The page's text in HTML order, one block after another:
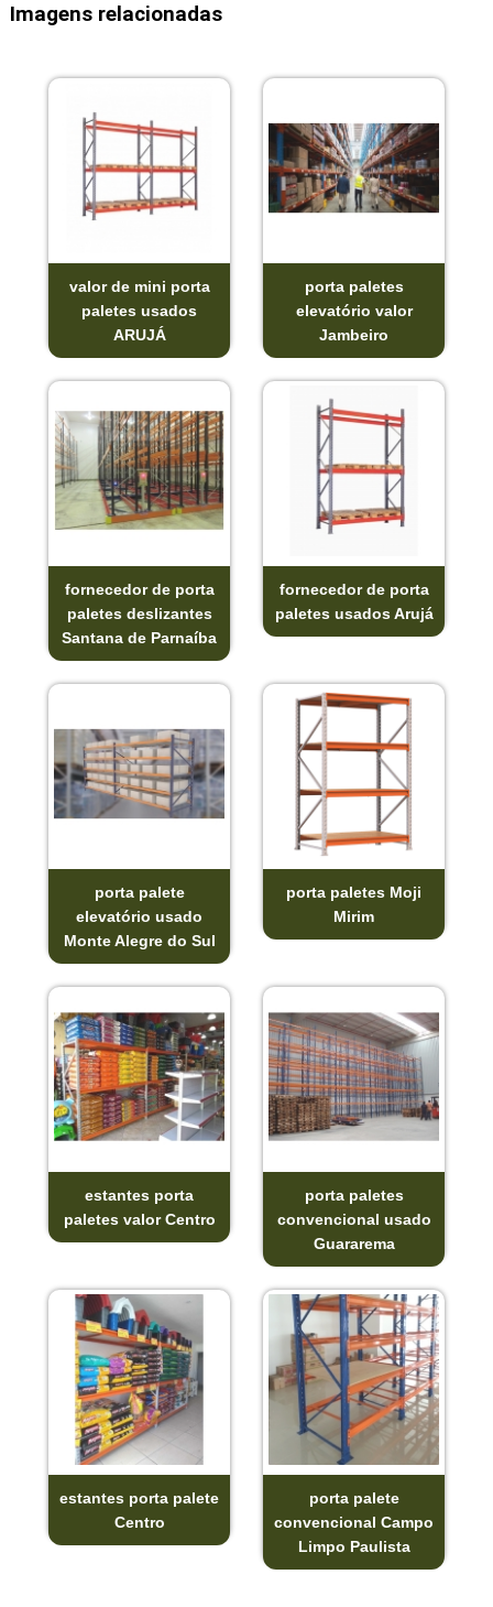
Imagens relacionadas
valor de mini porta
paletes usados
ARUJÁ
porta paletes
elevatório valor
Jambeiro
fornecedor de porta
paletes deslizantes
Santana de Parnaíba
fornecedor de porta
paletes usados Arujá
porta palete
elevatório usado
Monte Alegre do Sul
porta paletes Moji
Mirim
estantes porta
paletes valor Centro
porta paletes
convencional usado
Guararema
estantes porta palete
Centro
porta palete
convencional Campo
Limpo Paulista